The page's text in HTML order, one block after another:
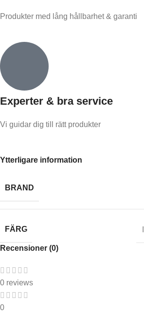
Produkter med lång hållbarhet & garanti
Experter & bra service
Vi guidar dig till rätt produkter
Ytterligare information
BRAND
FÄRG
Recensioner (0)
0 reviews
0